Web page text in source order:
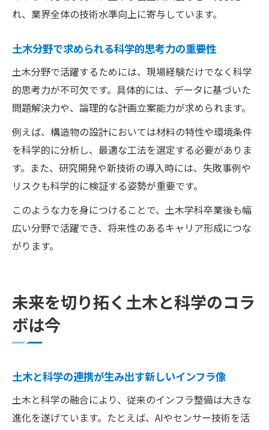
れ、業界全体の技術水準向上に寄与しています。
土木分野で求められる科学的思考力の重要性
土木分野で活躍するためには、現場経験だけでなく科学
的思考力が不可欠です。具体的には、データに基づいた
問題解決力や、論理的な計画立案能力が求められます。
例えば、構造物の設計においては材料の特性や環境条件
を科学的に分析し、最適な工法を選定する必要がありま
す。また、研究開発や新技術の導入時には、失敗事例や
リスクも科学的に検証する姿勢が重要です。
このような力を身につけることで、土木学科卒業後も幅
広い分野で活躍でき、将来性のあるキャリア形成につな
がります。
未来を切り拓く土木と科学のコラ
ボは今
土木と科学の連携が生み出す新しいインフラ像
土木と科学の融合により、従来のインフラ整備は大きな
進化を遂げています。たとえば、AIやセンサー技術を活